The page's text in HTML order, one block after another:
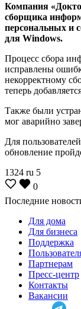
Компания
сборщика
персональных и
для Windows.
Процесс сбора
исправлены
некорректному
теперь
Также были
мог аварийно
Для
обновление
1324 ru 5
0
Последние
Для дома
Для бизнеса
Поддержка
Партнерам
Пресс-центр
Контакты
Вакансии